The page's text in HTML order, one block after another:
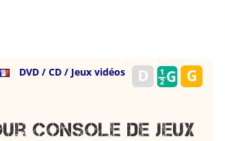
DVD / CD / Jeux vidéos
console de jeux